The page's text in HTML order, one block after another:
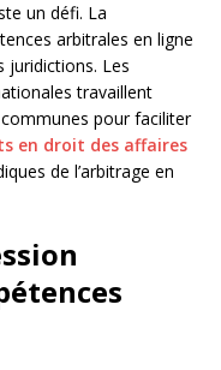
un défi. La
arbitrales en ligne
juridictions. Les
travaillent
pour faciliter
en droit des affaires
de l’arbitrage en